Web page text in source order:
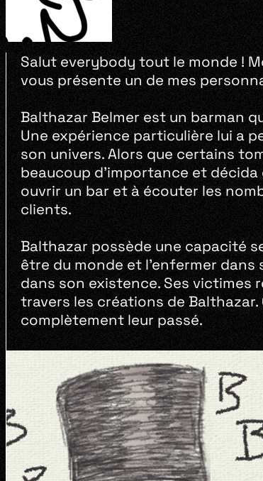
Salut everybody tout le monde !
vous présente un de mes
Balthazar Belmer est un barman
Une expérience particulière lui a
son univers. Alors que certains
beaucoup d’importance et
ouvrir un bar et à écouter les
clients.
Balthazar possède une capacité
être du monde et l’enfermer
dans son existence. Ses victimes
travers les créations de
complètement leur passé.